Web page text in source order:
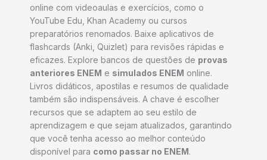
online com videoaulas e exercícios, como o
YouTube Edu, Khan Academy ou cursos
preparatórios renomados. Baixe aplicativos de
flashcards (Anki, Quizlet) para revisões rápidas e
eficazes. Explore bancos de questões de provas
anteriores ENEM e simulados ENEM online.
Livros didáticos, apostilas e resumos de qualidade
também são indispensáveis. A chave é escolher
recursos que se adaptem ao seu estilo de
aprendizagem e que sejam atualizados, garantindo
que você tenha acesso ao melhor conteúdo
disponível para como passar no ENEM.